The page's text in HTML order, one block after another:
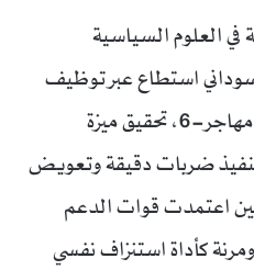
العلوم السياسية
استطاع عبر توظيف
مسيّرات متقدمة، على رأسها مهاجر-6، تحقيق ميزة
ضربات دقيقة وتعويض
اعتمدت قوات الدعم
كأداة استنزاف نفسي